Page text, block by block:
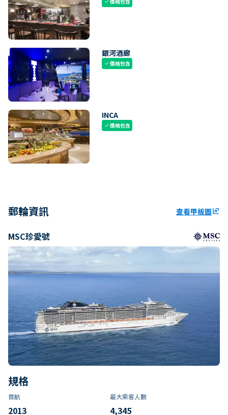
check
銀河酒廊
check價格包含
INCA
check價格包含
郵輪資訊 查看甲板圖ungroup
MSC珍愛號
規格
首航
2013
最大乘客人數
4,345